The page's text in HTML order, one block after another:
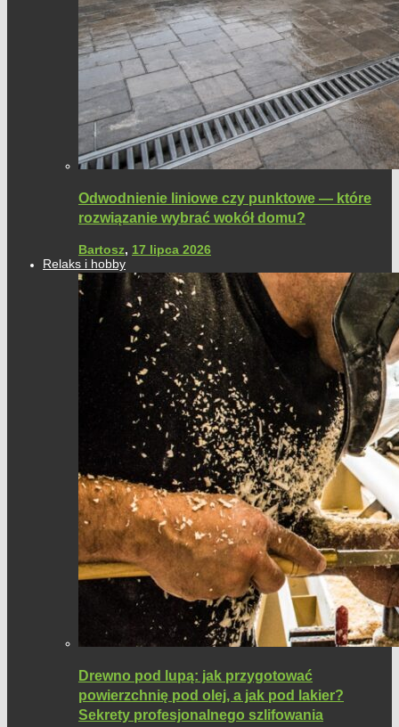
Odwodnienie liniowe czy punktowe — które
rozwiązanie wybrać wokół domu?
Bartosz, 17 lipca 2026
Relaks i hobby
Drewno pod lupą: jak przygotować
powierzchnię pod olej, a jak pod lakier?
Sekrety profesjonalnego szlifowania